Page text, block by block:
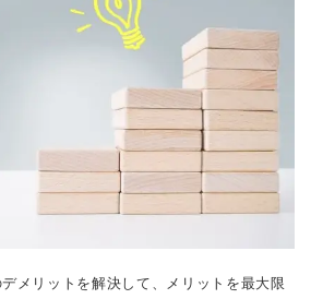
メリットを解決して、メリットを最大限